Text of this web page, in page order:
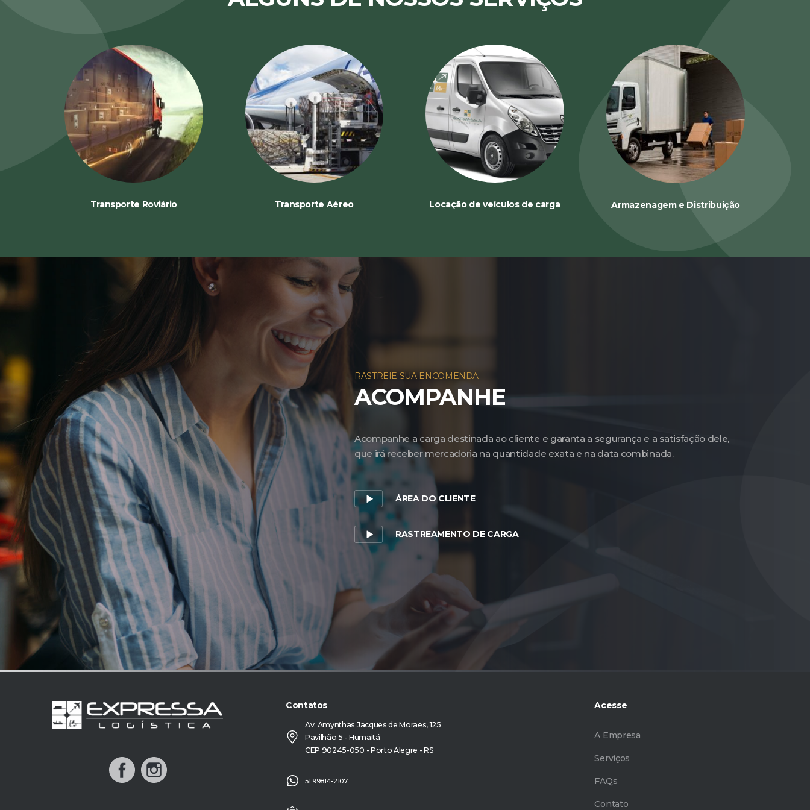
Transporte Roviário Transporte Aéreo Locação de veículos de carga Armazenagem e Distribuição
RASTREIE SUA ENCOMENDA
ACOMPANHE
Acompanhe a carga destinada ao cliente e garanta a segurança e a satisfação dele,
que irá receber mercadoria na quantidade exata e na data combinada.
ÁREA DO CLIENTE
RASTREAMENTO DE CARGA
Contatos
Av. Amynthas Jacques de Moraes, 125
Pavilhão 5 - Humaitá
CEP 90245-050 - Porto Alegre - RS
51 99814-2107
Acesse
A Empresa
Serviços
FAQs
Contato